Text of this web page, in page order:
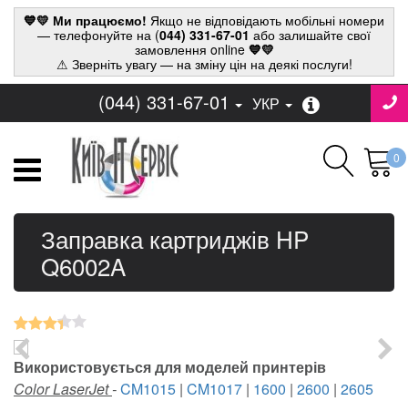
💙💛 Ми працюємо! Якщо не відповідають мобільні номери
— телефонуйте на (044) 331-67-01 або залишайте свої
замовлення online💙💛
⚠ Зверніть увагу — на зміну цін на деякі послуги!
(044) 331-67-01 УКР
0
Заправка картриджів HP
Q6002A
Використовується для моделей принтерів
Color LaserJet-CM1015 | CM1017 | 1600 | 2600 | 2605